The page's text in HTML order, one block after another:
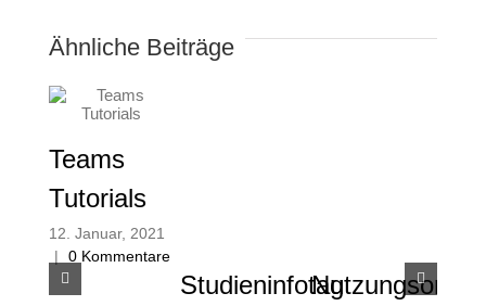
Ähnliche Beiträge
Teams
Tutorials
12. Januar, 2021
|
0 Kommentare
Studieninfotag